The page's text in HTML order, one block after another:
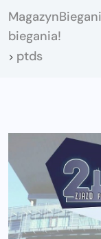
biegania!
> ptds